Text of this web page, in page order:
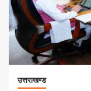
उत्तराखण्ड